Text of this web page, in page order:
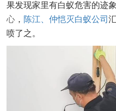
果发现家里有白蚁危害的迹
心 ， 陈江、仲恺灭白蚁公司
喷了之。